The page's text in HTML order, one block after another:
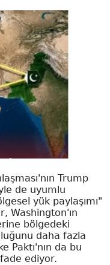
Trump
de uyumlu
yük paylaşımı"
Washington'ın
bölgedeki
daha fazla
Paktı'nın da bu
ediyor.